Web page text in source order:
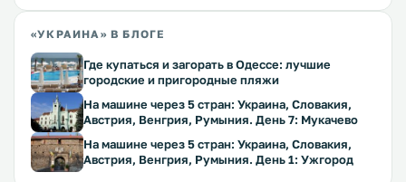
«УКРАИНА» В БЛОГЕ
Где купаться и загорать в Одессе: лучшие
городские и пригородные пляжи
На машине через 5 стран: Украина, Словакия,
Австрия, Венгрия, Румыния. День 7: Мукачево
На машине через 5 стран: Украина, Словакия,
Австрия, Венгрия, Румыния. День 1: Ужгород